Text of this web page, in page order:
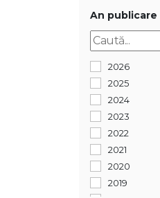
An publicare
2026
2025
2024
2023
2022
2021
2020
2019